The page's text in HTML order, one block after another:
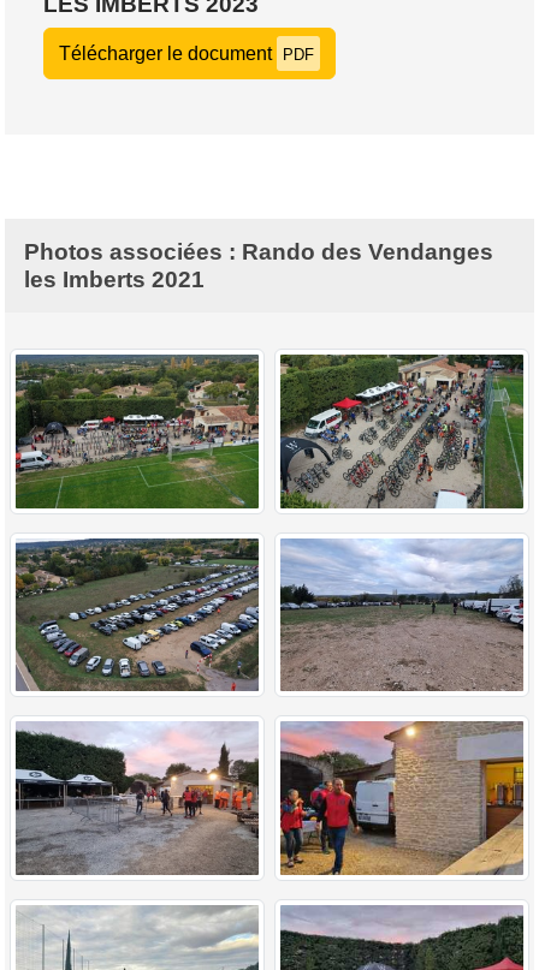
Télécharger le document PDF
Photos associées : Rando des Vendanges
les Imberts 2021